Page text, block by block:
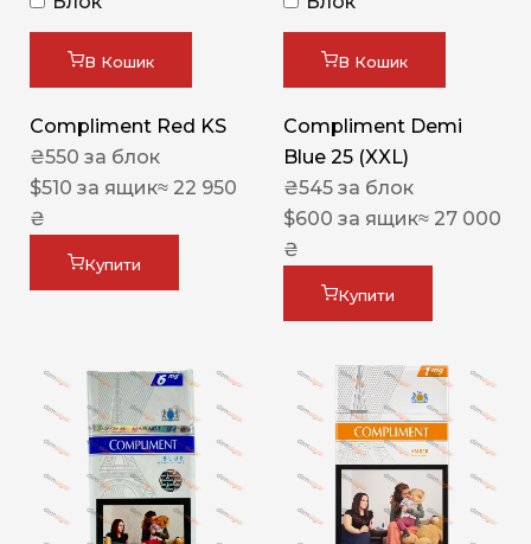
В Кошик
Compliment Red KS
₴550 за блок
$510 за ящик≈ 22 950
₴
Купити
В Кошик
Compliment Demi
Blue 25 (XXL)
₴545 за блок
$600 за ящик≈ 27 000
₴
Купити